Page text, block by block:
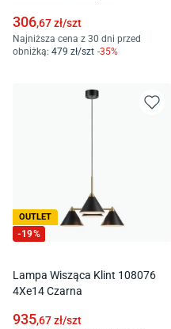
306,67zł/szt
Najniższa cena z 30 dni przed
obniżką: 479 zł/szt -35%
OUTLET
-19%
Lampa Wisząca Klint 108076
4Xe14 Czarna
935,67zł/szt